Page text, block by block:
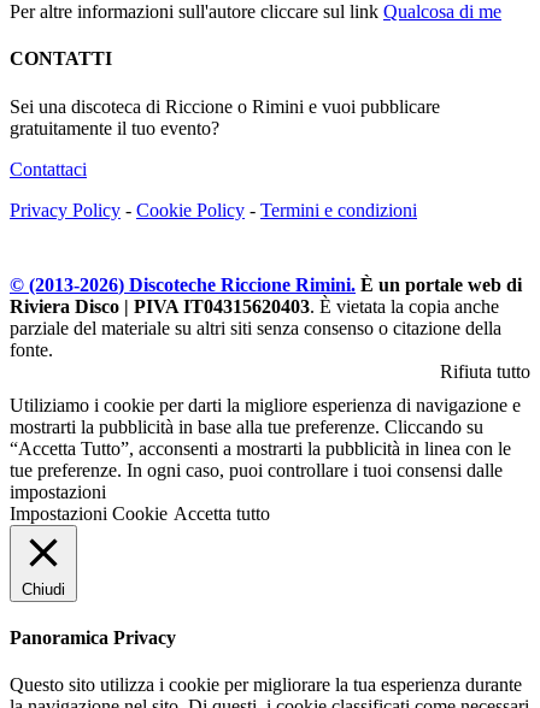
Per altre informazioni sull'autore cliccare sul link Qualcosa di me
CONTATTI
Sei una discoteca di Riccione o Rimini e vuoi pubblicare
gratuitamente il tuo evento?
Contattaci
Privacy Policy - Cookie Policy - Termini e condizioni
© (2013-2026) Discoteche Riccione Rimini. È un portale web di
Riviera Disco | PIVA IT04315620403. È vietata la copia anche
parziale del materiale su altri siti senza consenso o citazione della
fonte.
Rifiuta tutto
Utiliziamo i cookie per darti la migliore esperienza di navigazione e
mostrarti la pubblicità in base alla tue preferenze. Cliccando su
“Accetta Tutto”, acconsenti a mostrarti la pubblicità in linea con le
tue preferenze. In ogni caso, puoi controllare i tuoi consensi dalle
impostazioni
Impostazioni Cookie Accetta tutto
Chiudi
Panoramica Privacy
Questo sito utilizza i cookie per migliorare la tua esperienza durante